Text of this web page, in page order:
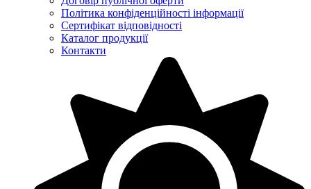
Політика конфіденційності інформації
Сертифікат відповідності
Каталог продукції
Контакти